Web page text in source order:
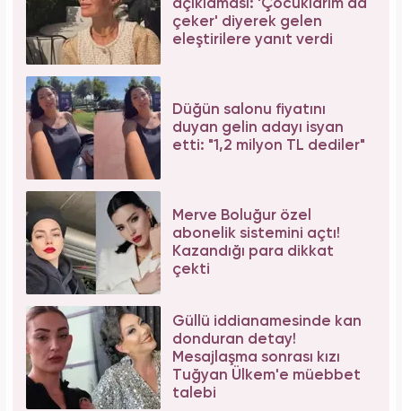
açıklaması: 'Çocuklarım da
çeker' diyerek gelen
eleştirilere yanıt verdi
Düğün salonu fiyatını
duyan gelin adayı isyan
etti: "1,2 milyon TL dediler"
Merve Boluğur özel
abonelik sistemini açtı!
Kazandığı para dikkat
çekti
Güllü iddianamesinde kan
donduran detay!
Mesajlaşma sonrası kızı
Tuğyan Ülkem'e müebbet
talebi